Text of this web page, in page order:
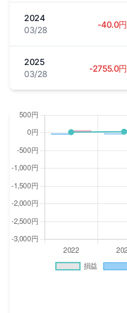
2024
03/28
-40.0円
2025
03/28
-2755.0円